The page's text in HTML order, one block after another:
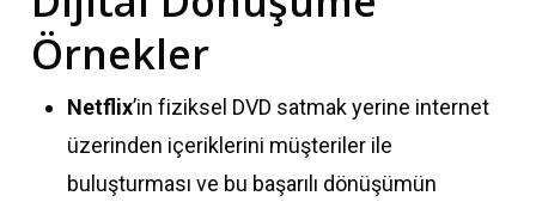
Örnekler
Netflix’in fiziksel DVD satmak yerine internet
üzerinden içeriklerini müşteriler ile
buluşturması ve bu başarılı dönüşümün